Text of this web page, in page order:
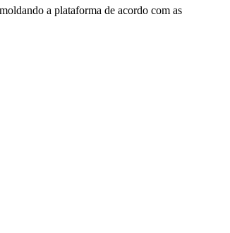
a plataforma de acordo com as